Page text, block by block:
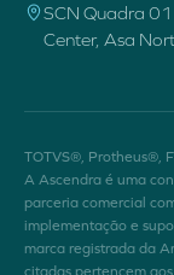
SCN Quadra
Center, Asa
TOTVS®, Protheus®,
A Ascendra é uma
parceria comercial
implementação e
marca registrada da
citadas pertencem